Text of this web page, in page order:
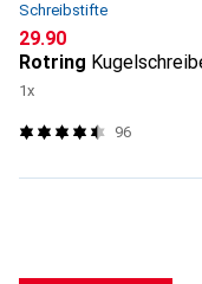
Schreibstifte
CHF
29.90
Rotring
1x
96